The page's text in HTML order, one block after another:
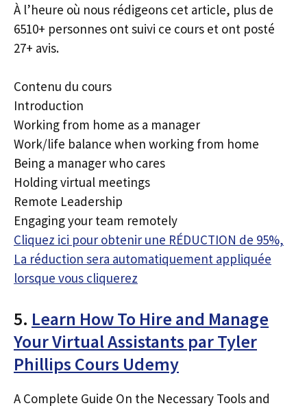
À l’heure où nous rédigeons cet article, plus de
6510+ personnes ont suivi ce cours et ont posté
27+ avis.
Contenu du cours
Introduction
Working from home as a manager
Work/life balance when working from home
Being a manager who cares
Holding virtual meetings
Remote Leadership
Engaging your team remotely
Cliquez ici pour obtenir une RÉDUCTION de 95%,
La réduction sera automatiquement appliquée
lorsque vous cliquerez
5. Learn How To Hire and Manage
Your Virtual Assistants par Tyler
Phillips Cours Udemy
A Complete Guide On the Necessary Tools and